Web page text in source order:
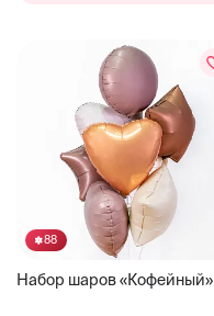
88
Набор шаров «Кофейный»